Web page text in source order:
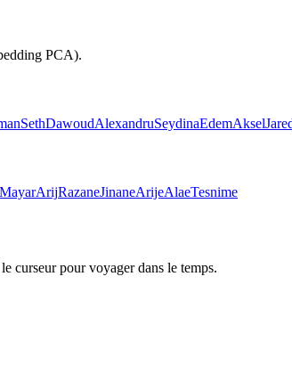
PCA).
SethDawoudAlexandruSeydinaEdemAksel
MayarArijRazaneJinaneArijeAlaeTesnime
curseur pour voyager dans le temps.